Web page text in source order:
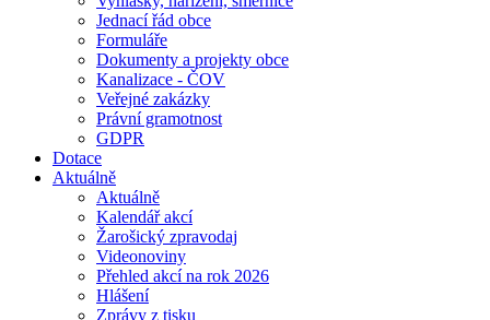
Jednací řád obce
Formuláře
Dokumenty a projekty obce
Kanalizace - ČOV
Veřejné zakázky
Právní gramotnost
GDPR
Dotace
Aktuálně
Aktuálně
Kalendář akcí
Žarošický zpravodaj
Videonoviny
Přehled akcí na rok 2026
Hlášení
Zprávy z tisku